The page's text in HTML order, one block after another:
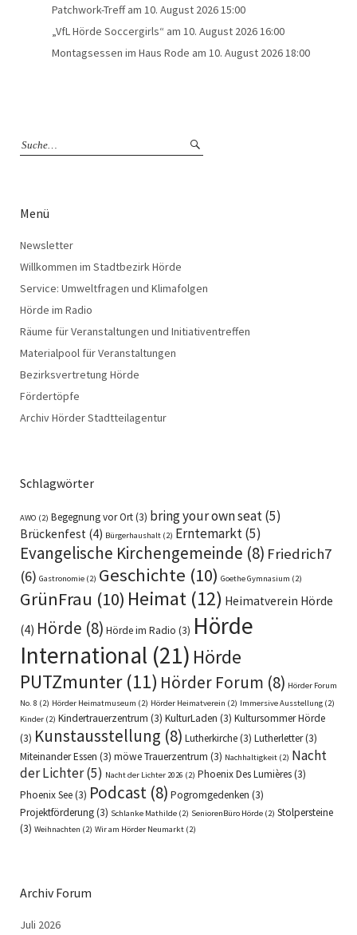
Patchwork-Treffam 10. August 2026 15:00
„VfL Hörde Soccergirls“ am 10. August 2026 16:00
Montagsessen im Haus Rode am 10. August 2026 18:00
Menü
Newsletter
Willkommen im Stadtbezirk Hörde
Service: Umweltfragen und Klimafolgen
Hörde im Radio
Räume für Veranstaltungen und Initiativentreffen
Materialpool für Veranstaltungen
Bezirksvertretung Hörde
Fördertöpfe
Archiv Hörder Stadtteilagentur
Schlagwörter
AWO (2) Begegnung vor Ort(3) bring your own seat(5)
Brückenfest (4) Bürgerhaushalt (2) Erntemarkt(5)
Evangelische Kirchengemeinde (8) Friedrich7
(6) Gastronomie (2) Geschichte (10) Goethe Gymnasium (2)
GrünFrau (10) Heimat (12) Heimatverein Hörde
(4) Hörde (8) Hörde im Radio (3) Hörde
International (21) Hörde
PUTZmunter(11) Hörder Forum (8) Hörder Forum
No. 8 (2) Hörder Heimatmuseum (2) Hörder Heimatverein (2) Immersive Ausstellung (2)
Kinder (2) Kindertrauerzentrum (3) KulturLaden (3) Kultursommer Hörde
(3) Kunstausstellung (8) Lutherkirche(3) Lutherletter(3)
Miteinander Essen (3) möwe Trauerzentrum (3) Nachhaltigkeit (2) Nacht
der Lichter(5) Nacht der Lichter 2026 (2) Phoenix Des Lumières(3)
Phoenix See(3) Podcast (8) Pogromgedenken (3)
Projektförderung(3) Schlanke Mathilde (2) SeniorenBüro Hörde (2) Stolpersteine
(3) Weihnachten (2) Wir am Hörder Neumarkt (2)
Archiv Forum
Juli 2026